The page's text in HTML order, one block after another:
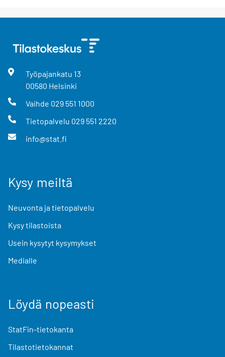
Työpajankatu 13
00580 Helsinki
Vaihde 029 551 1000
Tietopalvelu 029 551 2220
info@stat.fi
Kysy meiltä
Neuvonta ja tietopalvelu
Kysy tilastoista
Usein kysytyt kysymykset
Medialle
Löydä nopeasti
StatFin-tietokanta
Tilastotietokannat